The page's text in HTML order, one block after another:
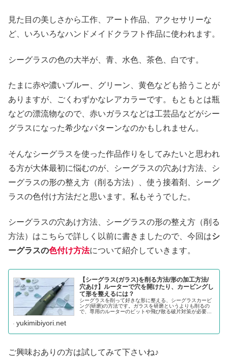
見た目の美しさから工作、アート作品、アクセサリーな
ど、いろいろなハンドメイドクラフト作品に使われます。
シーグラスの色の大半が、青、水色、茶色、白です。
たまに赤や濃いブルー、グリーン、黄色なども拾うことが
ありますが、ごくわずかなレアカラーです。もともとは瓶
などの漂流物なので、赤いガラスなどは工芸品などがシー
グラスになった希少なパターンなのかもしれません。
そんなシーグラスを使った作品作りをしてみたいと思われ
る方が大体最初に悩むのが、シーグラスの穴あけ方法、シ
ーグラスの形の整え方（削る方法）、使う接着剤、シーグ
ラスの色付け方法だと思います。私もそうでした。
シーグラスの穴あけ方法、シーグラスの形の整え方（削る
方法）はこちらで詳しく以前に書きましたので、今回はシ
ーグラスの色付け方法について紹介していきます。
【シーグラス(ガラス)を削る方法/形の加工方法/
穴あけ】ルーターで穴を開けたり、カービングし
て形を整えるには？
シーグラスを削って好きな形に整える、シーグラスカービ
ング(研磨)の方法です。ガラスを研磨というよりも削るの
で、専用のルーターのビットや飛び散る破片対策が必要に
yukimibiyori.net
ご興味おありの方は試してみて下さいね♪